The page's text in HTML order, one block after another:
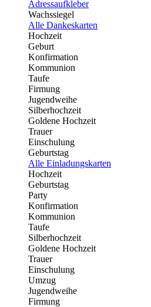
Adressaufkleber
Wachssiegel
Alle Dankeskarten
Hochzeit
Geburt
Konfirmation
Kommunion
Taufe
Firmung
Jugendweihe
Silberhochzeit
Goldene Hochzeit
Trauer
Einschulung
Geburtstag
Alle Einladungskarten
Hochzeit
Geburtstag
Party
Konfirmation
Kommunion
Taufe
Silberhochzeit
Goldene Hochzeit
Trauer
Einschulung
Umzug
Jugendweihe
Firmung